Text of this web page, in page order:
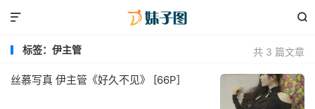


共 3 篇文章
标签：伊主管
丝慕写真 伊主管《好久不见》 [66P]